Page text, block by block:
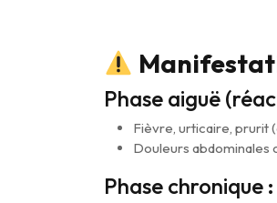
Phase aiguë
Fièvre, urticaire, prurit
Douleurs abdominales
Phase chronique :